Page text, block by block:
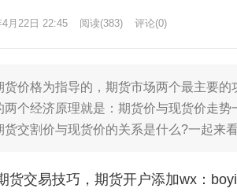
4月22日 22:45 阅读(383) 评论(0)
格为指导的，期货市场两个最主要的
个经济原理就是：期货价与现货价走
交割价与现货价的关系是什么?一起来看
货交易技巧，期货开户添加wx：